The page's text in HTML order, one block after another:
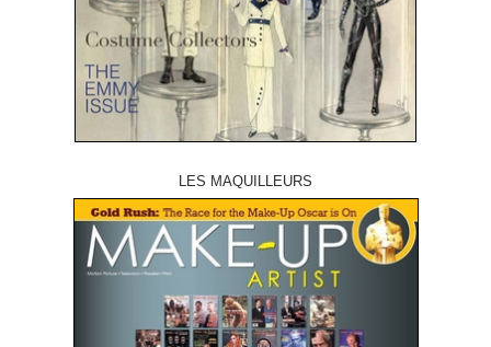
LES MAQUILLEURS